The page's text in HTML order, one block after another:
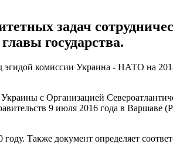
задач
государства.
эгидой комиссии Украина - НАТО на
с Организацией
9 июля 2016 года в Варшаве
Также документ определяет